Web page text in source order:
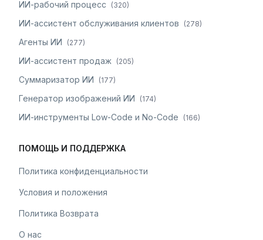
ИИ-рабочий процесс (320)
ИИ-ассистент обслуживания клиентов (278)
Агенты ИИ (277)
ИИ-ассистент продаж (205)
Суммаризатор ИИ (177)
Генератор изображений ИИ (174)
ИИ-инструменты Low-Code и No-Code (166)
ПОМОЩЬ И ПОДДЕРЖКА
Политика конфиденциальности
Условия и положения
Политика Возврата
О нас